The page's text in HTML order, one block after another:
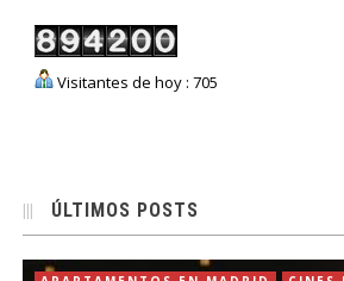
Visitantes de hoy : 705
ÚLTIMOS POSTS